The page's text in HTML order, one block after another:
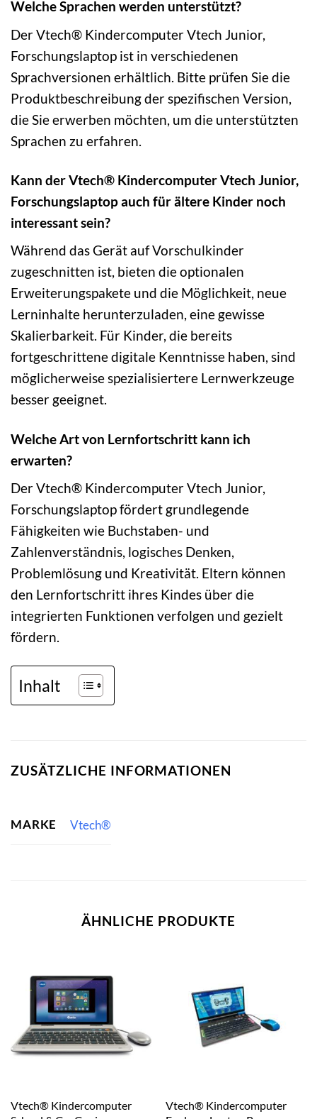
Welche Sprachen werden unterstützt?
Der Vtech® Kindercomputer Vtech Junior,
Forschungslaptop ist in verschiedenen
Sprachversionen erhältlich. Bitte prüfen Sie die
Produktbeschreibung der spezifischen Version,
die Sie erwerben möchten, um die unterstützten
Sprachen zu erfahren.
Kann der Vtech® Kindercomputer Vtech Junior,
Forschungslaptop auch für ältere Kinder noch
interessant sein?
Während das Gerät auf Vorschulkinder
zugeschnitten ist, bieten die optionalen
Erweiterungspakete und die Möglichkeit, neue
Lerninhalte herunterzuladen, eine gewisse
Skalierbarkeit. Für Kinder, die bereits
fortgeschrittene digitale Kenntnisse haben, sind
möglicherweise spezialisiertere Lernwerkzeuge
besser geeignet.
Welche Art von Lernfortschritt kann ich
erwarten?
Der Vtech® Kindercomputer Vtech Junior,
Forschungslaptop fördert grundlegende
Fähigkeiten wie Buchstaben- und
Zahlenverständnis, logisches Denken,
Problemlösung und Kreativität. Eltern können
den Lernfortschritt ihres Kindes über die
integrierten Funktionen verfolgen und gezielt
fördern.
Inhalt
ZUSÄTZLICHE INFORMATIONEN
MARKE Vtech®
ÄHNLICHE PRODUKTE
Vtech® Kindercomputer
Vtech® Kindercomputer